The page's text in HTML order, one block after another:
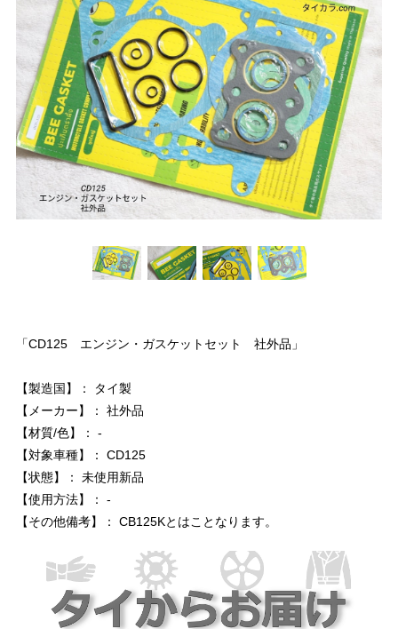
「CD125 エンジン・ガスケットセット 社外品」
【製造国】： タイ製
【メーカー】： 社外品
【材質/色】： -
【対象車種】： CD125
【状態】： 未使用新品
【使用方法】： -
【その他備考】： CB125Kとはことなります。